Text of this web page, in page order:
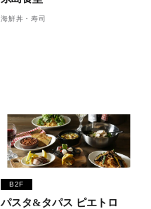
海鮮丼・寿司
B2F
パスタ&タパス ピエトロ